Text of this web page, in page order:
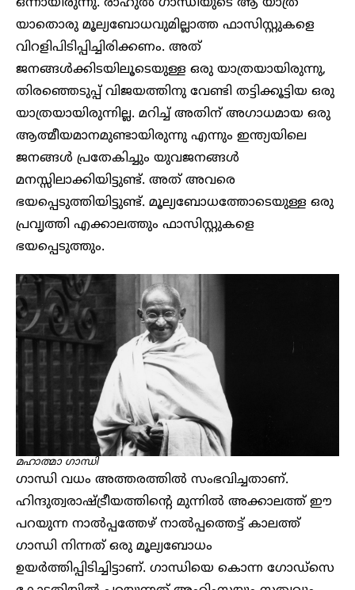
ഒന്നായിരുന്നു. രാഹുൽ ഗാന്ധിയുടെ ആ യാത്ര
യാതൊരു മൂല്യബോധവുമില്ലാത്ത ഫാസിസ്റ്റുകളെ
വിറളിപിടിപ്പിച്ചിരിക്കണം. അത്
ജനങ്ങൾക്കിടയിലൂടെയുള്ള ഒരു യാത്രയായിരുന്നു,
തിരഞ്ഞെടുപ്പ് വിജയത്തിനു വേണ്ടി തട്ടിക്കൂട്ടിയ ഒരു
യാത്രയായിരുന്നില്ല. മറിച്ച് അതിന് അഗാധമായ ഒരു
ആത്മീയമാനമുണ്ടായിരുന്നു എന്നും ഇന്ത്യയിലെ
ജനങ്ങൾ പ്രതേകിച്ചും യുവജനങ്ങൾ
മനസ്സിലാക്കിയിട്ടുണ്ട്. അത് അവരെ
ഭയപ്പെടുത്തിയിട്ടുണ്ട്. മൂല്യബോധത്തോടെയുള്ള ഒരു
പ്രവൃത്തി എക്കാലത്തും ഫാസിസ്റ്റുകളെ
ഭയപ്പെടുത്തും.
മഹാത്മാ ഗാന്ധി
ഗാന്ധി വധം അത്തരത്തിൽ സംഭവിച്ചതാണ്.
ഹിന്ദുത്വരാഷ്ട്രീയത്തിന്റെ മുന്നിൽ അക്കാലത്ത് ഈ
പറയുന്ന നാൽപ്പത്തേഴ് നാൽപ്പത്തെട്ട് കാലത്ത്
ഗാന്ധി നിന്നത് ഒരു മൂല്യബോധം
ഉയർത്തിപ്പിടിച്ചിട്ടാണ്. ഗാന്ധിയെ കൊന്ന ഗോഡ്സെ